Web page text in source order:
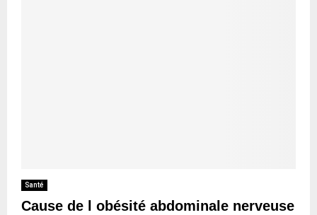
Santé
Cause de l obésité abdominale nerveuse